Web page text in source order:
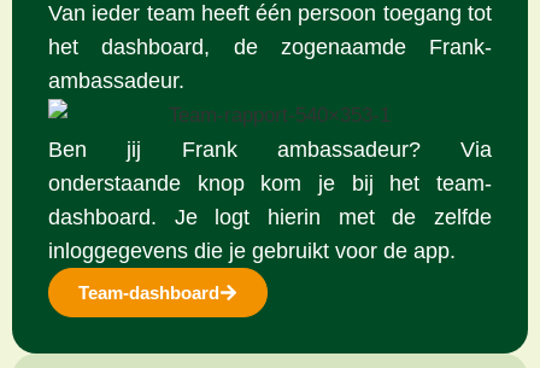
Van ieder team heeft één persoon toegang tot
het dashboard, de zogenaamde Frank-
ambassadeur.
Ben jij Frank ambassadeur? Via
onderstaande knop kom je bij het team-
dashboard. Je logt hierin met de zelfde
inloggegevens die je gebruikt voor de app.
Team-dashboard